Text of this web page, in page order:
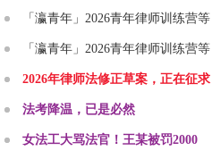
「瀛青年」2026青年律师训练营
「瀛青年」2026青年律师训练营
2026年律师法修正草案，正在征
法考降温，已是必然
女法工大骂法官！王某被罚2000